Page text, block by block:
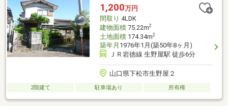
1,200万円
間取り 4LDK
建物面積75.22m2
土地面積174.34m2
築年月 1976年1月(築50年8ヶ月)
ＪＲ岩徳線 生野屋駅 徒歩6分
山口県下松市生野屋２
2階建て 駐車場あり 所有権